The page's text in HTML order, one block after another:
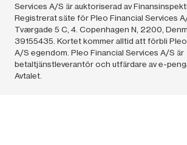
Services A/S är auktoriserad av
Registrerat säte för Pleo Financial Services
Tværgade 5 C, 4. Copenhagen N, 2200,
39155435. Kortet kommer alltid att förbli
A/S egendom. Pleo Financial Services A/S är
betaltjänstleverantör och utfärdare av e-
Avtalet.